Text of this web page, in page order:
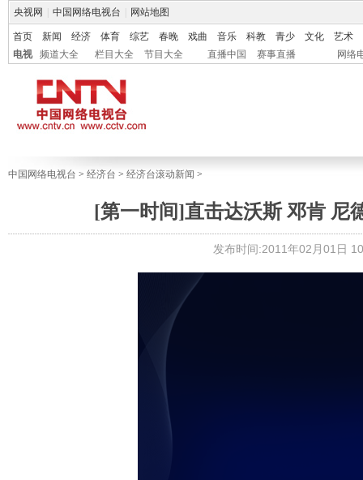
央视网 中国网络电视台 网站地图
首页 新闻 经济 体育 综艺 春晚 戏曲 音乐 科教 青少 文化
艺术
电视
频道大全 栏目大全 节目大全 直播中国 赛事直播 网络
中国网络电视台 > 经济台 > 经济台滚动新闻 >
[第一时间]直击达沃斯 邓肯 尼
发布时间:2011年02月01日